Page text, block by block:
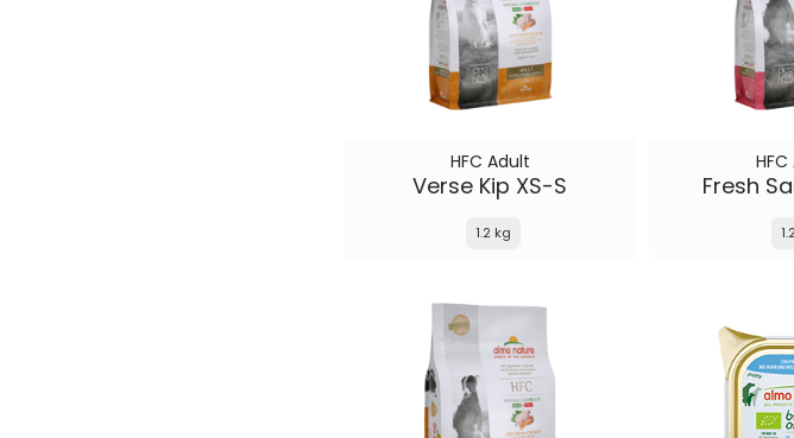
HFC Adult
Verse Kip XS-S
1.2 kg
Fresh